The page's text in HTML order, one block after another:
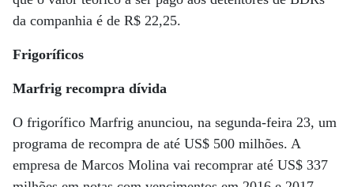
da companhia é de R$ 22,25.
Frigoríficos
Marfrig recompra dívida
O frigorífico Marfrig anunciou, na segunda-feira 23, um
programa de recompra de até US$ 500 milhões. A
empresa de Marcos Molina vai recomprar até US$ 337